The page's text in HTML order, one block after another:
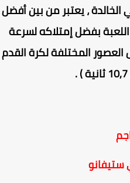
، يعتبر من بين أفضل
بفضل إمتلاكه لسرعة
المختلفة لكرة القدم